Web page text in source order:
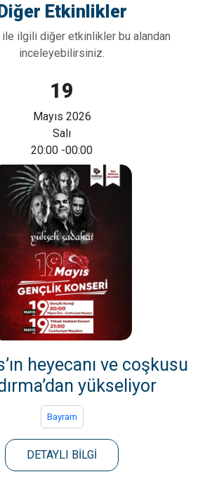
Diğer Etkinlikler
ile ilgili diğer etkinlikler bu alandan
inceleyebilirsiniz.
19
Mayıs 2026
Salı
20:00 -00:00
heyecanı ve coşkusu
yükseliyor
Bayram
DETAYLI BİLGİ